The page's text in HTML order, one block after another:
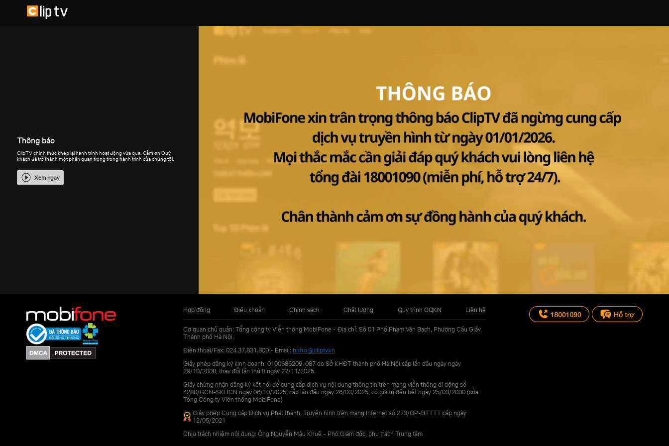
Thông báo
ClipTV chính thức khép lại hành trình hoạt động vừa qua. Cảm ơn Quý
khách đã trở thành một phần quan trọng trong hành trình của chúng tôi.
Xem ngay
Hợp đồng Điều khoản Chính sách Chất lượng Quy trình GQKN Liên hệ
Cơ quan chủ quản: Tổng công ty Viễn thông MobiFone - Địa chỉ: Số 01 Phố Phạm Văn Bạch, Phường Cầu Giấy,
Thành phố Hà Nội.
Điện thoại/Fax: 024.37.831.800 - Email: hotro@cliptv.vn
Giấy phép đăng ký kinh doanh: 0100686209-087 do Sở KHĐT thành phố Hà Nội cấp lần đầu ngày ngày
29/10/2008, thay đổi lần thứ 8 ngày 27/11/2025.
Giấy chứng nhận đăng ký kết nối để cung cấp dịch vụ nội dung thông tin trên mạng viễn thông di động số
4280/GCN-SKHCN ngày 06/10/2025, cấp lần đầu ngày 26/03/2025, có giá trị đến hết ngày 25/03/2030 (của
Tổng Công ty Viễn thông MobiFone)
Giấy phép Cung cấp Dịch vụ Phát thanh, Truyền hình trên mạng Internet số 273/GP-BTTTT cấp ngày
12/05/2021
Chịu trách nhiệm nội dung: Ông Nguyễn Mậu Khuê - Phó Giám đốc, phụ trách Trung tâm